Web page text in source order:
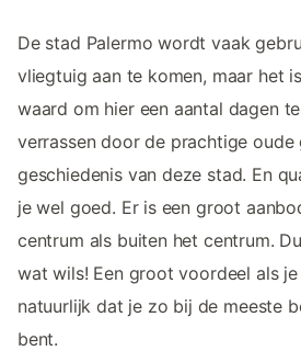
De stad Palermo wordt vaak
vliegtuig aan te komen, maar het
waard om hier een aantal dagen
verrassen door de prachtige oude
geschiedenis van deze stad. En
je wel goed. Er is een groot
centrum als buiten het centrum.
wat wils! Een groot voordeel als
natuurlijk dat je zo bij de meeste
bent.